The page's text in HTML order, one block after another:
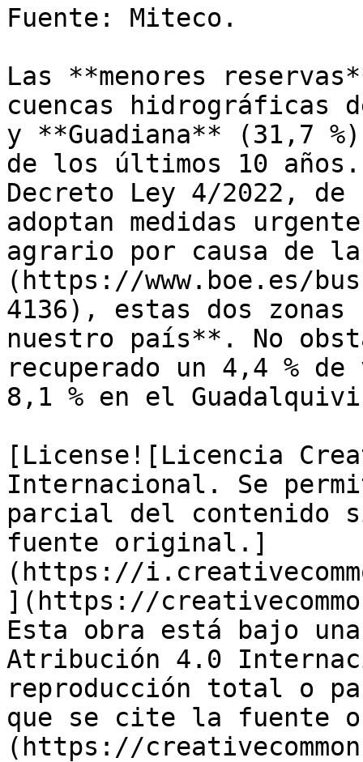
Fuente: Miteco.
Las **menores
cuencas hidrográficas
y **Guadiana** (31,7
de los últimos 10
Decreto Ley 4/2022,
adoptan medidas
agrario por causa de
(https://www.boe.es/
4136), estas dos
nuestro país**. No
recuperado un 4,4 %
8,1 % en el
[License![Licencia
Internacional. Se
parcial del contenido
fuente original.]
(https://
](https://
Esta obra está bajo
Atribución 4.0
reproducción total o
que se cite la fuente
(https://